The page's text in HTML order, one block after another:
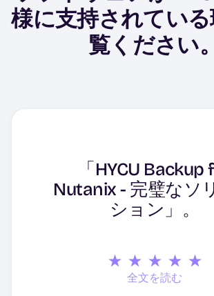
様に支持されてい
覧ください。
「HYCU Backup
Nutanix - 完璧なソ
ション」。
全文を読む
「すべてのNutanix
タにエージェントレ
単に導入できます
全文を読む
「Nutanix AHV用の
バックアップソリュ
ンであり、優れた顧
ートがある。
全文を読む
「Nutanixとの相性
です。必要なことが
全文を読む
「Nutanix導入のた
ームレスなバックア
全文を読む
素晴らしいサポート
ンなUI、簡単な実
配備は簡単で、適正
で、配備チームはと
切で知識が豊富だ
使いやすさとインタ
イスは抜群だ。サポ
素晴らしい。
Campbell Wrapper
関して一貫した情報
を提供してくれ、私
ニーズは非常によく
Mateja Tomasevic
Smartbox Group
ほとんどすべてやっ
る。超効率的で使
い。物理的なノード
トアのフローが改善
Cristiano Adamoli
良好な対話と、製品
させるためのサポー
題発生時の迅速な
Zwanenberg Food Group